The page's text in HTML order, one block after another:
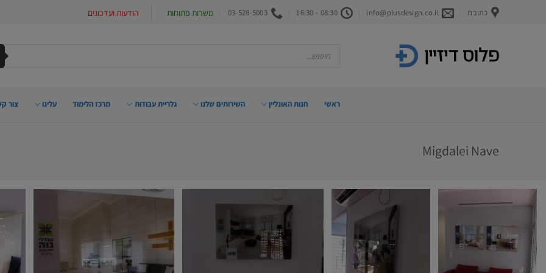
כתובת info@plusdesign.co.il
08:30 - 16:30
03-528-5003 משרות פתוחות הודעות ועדכונים
search
ראשי חנות האונליין השירותים שלנו גלריית עבודות מרכז הלימוד עלינו צור
Migdalei Nave